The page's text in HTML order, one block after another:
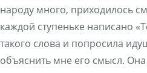
народу много, приходилось
каждой ступеньке написано
такого слова и попросила
объяснить мне его смысл.